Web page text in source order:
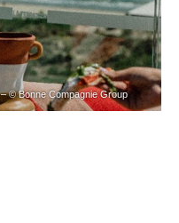
– © Bonne Compagnie Group